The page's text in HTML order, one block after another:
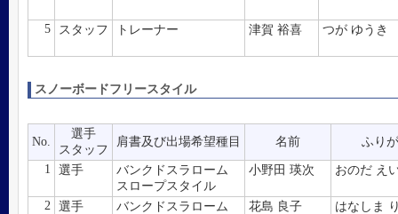
5 スタッフ トレーナー 津賀 裕喜 つが ゆうき
スノーボードフリースタイル
No.
選手
スタッフ
肩書及び出場希望種目 名前 ふり
1 選手
バンクドスラローム
スロープスタイル
小野田 瑛次 おのだ え
2 選手
バンクドスラローム
花島 良子 はなしま